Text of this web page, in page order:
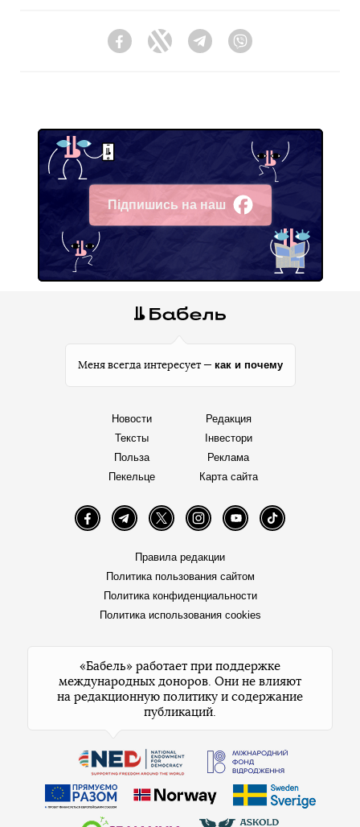
FacebookTwitter Telegram
Підпишись на наш
Facebook
Меня всегда интересует — как и почему
Новости
Тексты
Польза
Пекельце
Редакция
Інвестори
Реклама
Карта сайта
FacebookTelegramTwitter InstagramYouTube TikTok
Правила редакции
Политика пользования сайтом
Политика конфиденциальности
Политика использования cookies
«Бабель» работает при поддержке
международных доноров. Они не влияют
на редакционную политику и содержание
публикаций.